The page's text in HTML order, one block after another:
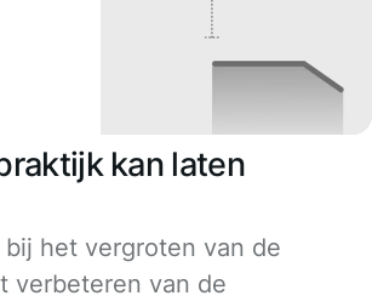
kan laten
het vergroten van de
verbeteren van de